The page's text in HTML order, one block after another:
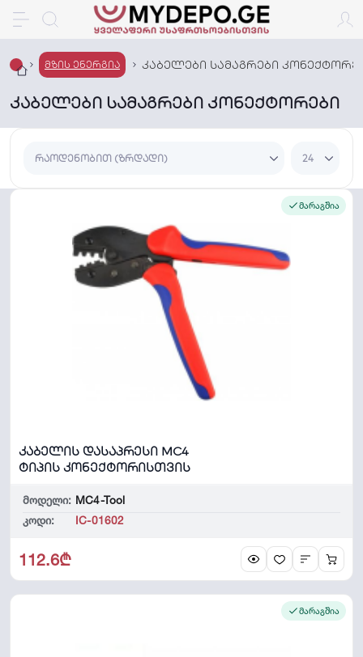
მზის ენერგია კაბელები სამაგრები
კაბელები სამაგრები კონექტორები
მარაგშია
კაბელის დასაპრესი MC4
ტიპის კონექტორისთვის
მოდელი: MC4-Tool
კოდი:
IC-01602
112.6₾
მარაგშია